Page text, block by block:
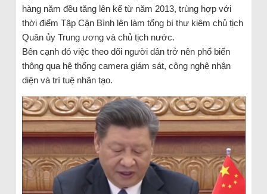
hàng năm đều tăng lên kể từ năm 2013, trùng hợp với
thời điểm Tập Cận Bình lên làm tổng bí thư kiêm chủ tịch
Quân ủy Trung ương và chủ tịch nước.
Bên cạnh đó việc theo dõi người dân trở nên phổ biến
thông qua hệ thống camera giám sát, công nghệ nhận
diện và trí tuệ nhân tạo.